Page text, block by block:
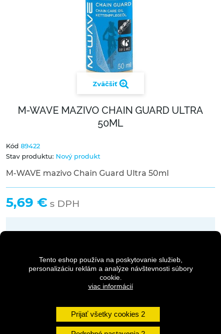
Tento eshop používa na poskytovanie služieb,
personalizáciu reklám a analýze návštevnosti súbory
cookie.
viac informácií
Prijať všetky cookies
Zväčšiť
M-WAVE MAZIVO CHAIN GUARD ULTRA
50ML
Kód 89422
Stav produktu: Nový produkt
M-WAVE mazivo Chain Guard Ultra 50ml
5,69 € s DPH
Množstvo
DO KOŠÍKA